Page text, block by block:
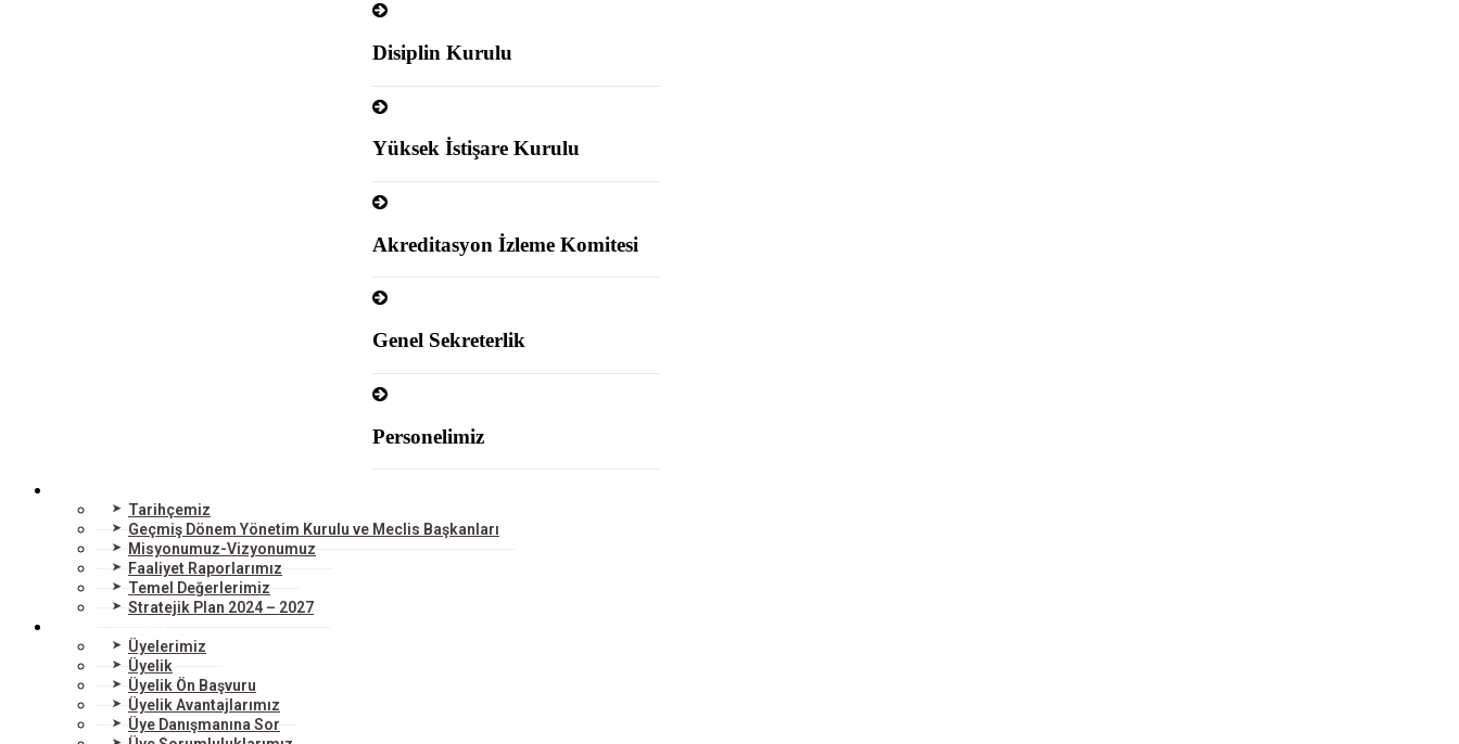
Disiplin Kurulu
Yüksek İstişare Kurulu
Akreditasyon İzleme Komitesi
Genel Sekreterlik
Personelimiz
Tarihçemiz
Geçmiş Dönem Yönetim Kurulu ve Meclis Başkanları
Misyonumuz-Vizyonumuz
Faaliyet Raporlarımız
Temel Değerlerimiz
Stratejik Plan 2024 – 2027
Üyelerimiz
Üyelik
Üyelik Ön Başvuru
Üyelik Avantajlarımız
Üye Danışmanına Sor